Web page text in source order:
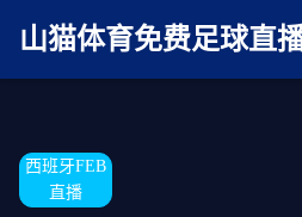
AV在线无码麻豆
山猫体育免费足球直
西班牙FEB
直播